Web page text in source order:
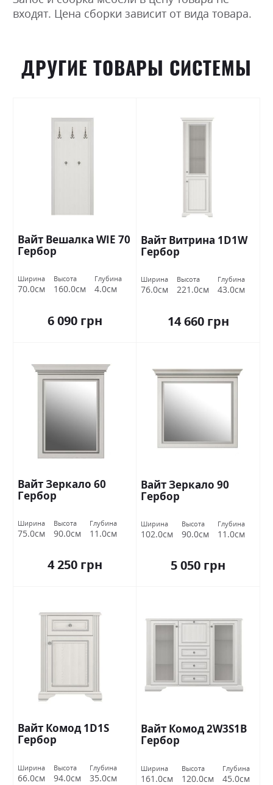
входят. Цена сборки зависит от вида товара.
ДРУГИЕ ТОВАРЫ СИСТЕМЫ
Вайт Вешалка WIE 70
Гербор
Ширина
70.0см
Высота
160.0см
Глубина
4.0см
6 090 грн
Вайт Витрина 1D1W
Гербор
Ширина
76.0см
Высота
221.0см
Глубина
43.0см
14 660 грн
Вайт Зеркало 60
Гербор
Ширина
75.0см
Высота
90.0см
Глубина
11.0см
4 250 грн
Вайт Зеркало 90
Гербор
Ширина
102.0см
Высота
90.0см
Глубина
11.0см
5 050 грн
Вайт Комод 1D1S
Гербор
Ширина
66.0см
Высота
94.0см
Глубина
35.0см
Вайт Комод 2W3S1B
Гербор
Ширина
161.0см
Высота
120.0см
Глубина
45.0см